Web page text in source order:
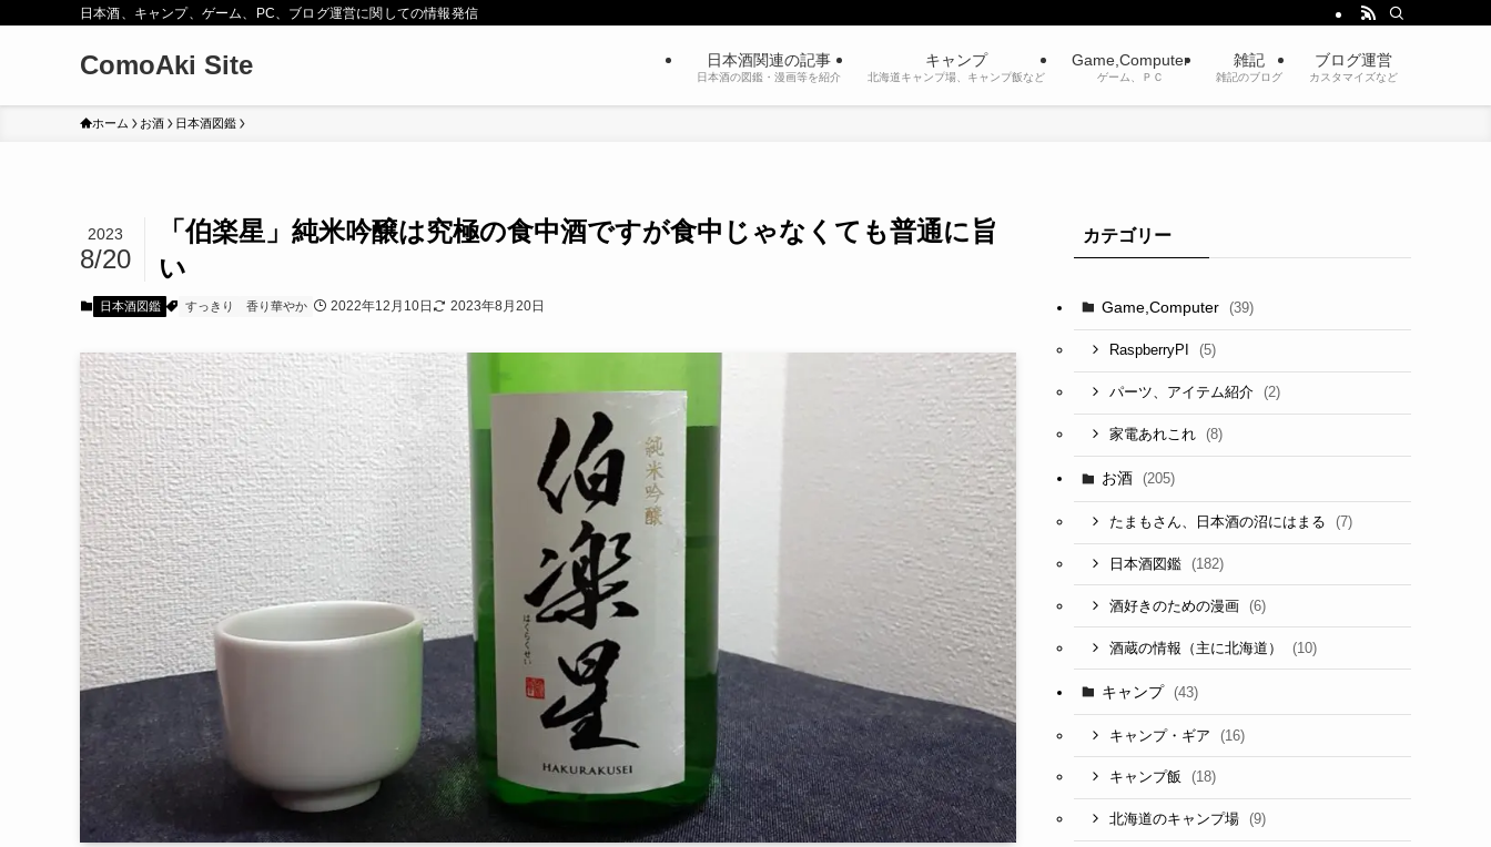
日本酒、キャンプ、ゲーム、PC、ブログ運営に関しての情報発信
ComoAki Site 日本酒関連の記事
日本酒の図鑑・漫画等を紹介
キャンプ
北海道キャンプ場、キャンプ飯など
Game,Computer
ゲーム、ＰＣ
雑記
雑記のブログ
ブログ運営
カスタマイズなど
ホーム お酒 日本酒図鑑
「伯楽星」純米吟醸は究極の食中酒ですが食中じゃなくても普通に旨
い
2023
8/20
日本酒図鑑 すっきり 香り華やか 2022年12月10日 2023年8月20日
カテゴリー
Game,Computer (39)
RaspberryPI (5)
パーツ、アイテム紹介 (2)
家電あれこれ (8)
お酒 (205)
たまもさん、日本酒の沼にはまる (7)
日本酒図鑑 (182)
酒好きのための漫画 (6)
酒蔵の情報（主に北海道） (10)
キャンプ (43)
キャンプ・ギア (16)
キャンプ飯 (18)
北海道のキャンプ場 (9)